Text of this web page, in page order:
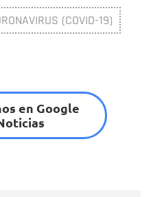
(COVID-19)
en Google